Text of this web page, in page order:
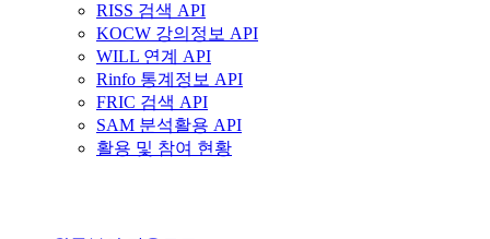
RISS 검색 API
KOCW 강의정보 API
WILL 연계 API
Rinfo 통계정보 API
FRIC 검색 API
SAM 분석활용 API
활용 및 참여 현황